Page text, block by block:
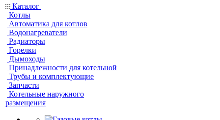
Каталог
Котлы
Автоматика для котлов
Водонагреватели
Радиаторы
Горелки
Дымоходы
Принадлежности для котельной
Трубы и комплектующие
Запчасти
Котельные наружного
размещения